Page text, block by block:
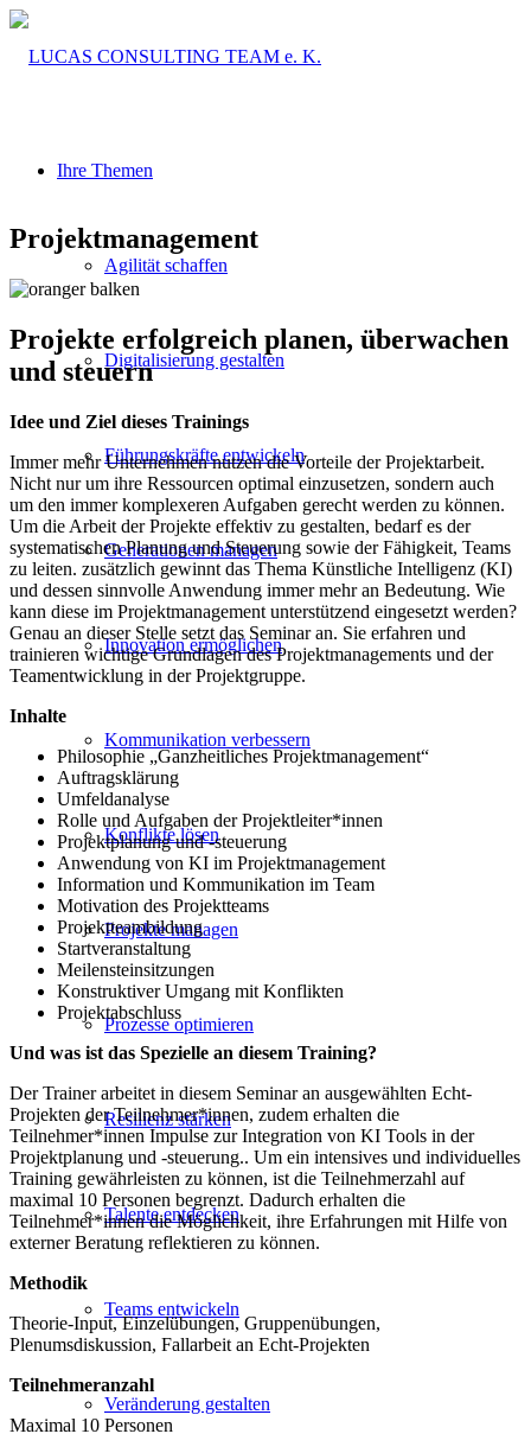
Ihre Themen
Agilität schaffen
Digitalisierung gestalten
Führungskräfte entwickeln
Generationen managen
Innovation ermöglichen
Kommunikation verbessern
Konflikte lösen
Projekte managen
Prozesse optimieren
Resilienz stärken
Talente entdecken
Teams entwickeln
Veränderung gestalten
Projektmanagement
Projekte erfolgreich planen, überwachen
und steuern
Idee und Ziel dieses Trainings
Immer mehr Unternehmen nutzen die Vorteile der Projektarbeit.
Nicht nur um ihre Ressourcen optimal einzusetzen, sondern auch
um den immer komplexeren Aufgaben gerecht werden zu können.
Um die Arbeit der Projekte effektiv zu gestalten, bedarf es der
systematischen Planung und Steuerung sowie der Fähigkeit, Teams
zu leiten. zusätzlich gewinnt das Thema Künstliche Intelligenz (KI)
und dessen sinnvolle Anwendung immer mehr an Bedeutung. Wie
kann diese im Projektmanagement unterstützend eingesetzt werden?
Genau an dieser Stelle setzt das Seminar an. Sie erfahren und
trainieren wichtige Grundlagen des Projektmanagements und der
Teamentwicklung in der Projektgruppe.
Inhalte
Philosophie „Ganzheitliches Projektmanagement“
Auftragsklärung
Umfeldanalyse
Rolle und Aufgaben der Projektleiter*innen
Projektplanung und -steuerung
Anwendung von KI im Projektmanagement
Information und Kommunikation im Team
Motivation des Projektteams
Projektteambildung
Startveranstaltung
Meilensteinsitzungen
Konstruktiver Umgang mit Konflikten
Projektabschluss
Und was ist das Spezielle an diesem Training?
Der Trainer arbeitet in diesem Seminar an ausgewählten Echt-
Projekten der Teilnehmer*innen, zudem erhalten die
Teilnehmer*innen Impulse zur Integration von KI Tools in der
Projektplanung und -steuerung.. Um ein intensives und individuelles
Training gewährleisten zu können, ist die Teilnehmerzahl auf
maximal 10 Personen begrenzt. Dadurch erhalten die
Teilnehmer*innen die Möglichkeit, ihre Erfahrungen mit Hilfe von
externer Beratung reflektieren zu können.
Methodik
Theorie-Input, Einzelübungen, Gruppenübungen,
Plenumsdiskussion, Fallarbeit an Echt-Projekten
Teilnehmeranzahl
Maximal 10 Personen